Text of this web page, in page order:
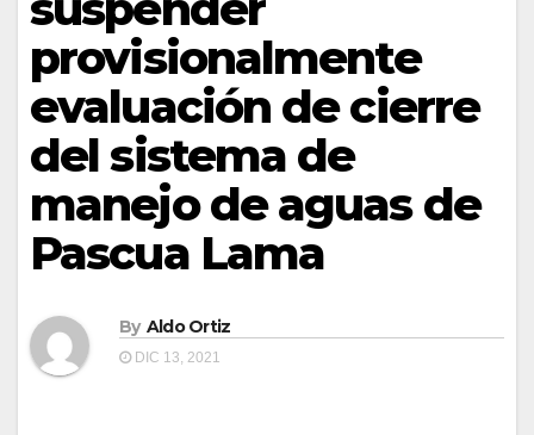
provisionalmente
evaluación de cierre
del sistema de
manejo de aguas de
Pascua Lama
By Aldo Ortiz
DIC 13, 2021